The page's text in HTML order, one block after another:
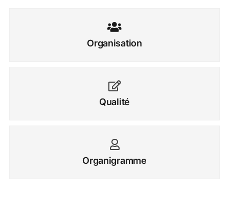
Organisation
Qualité
Organigramme